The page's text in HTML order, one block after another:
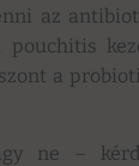
az
a
ne –